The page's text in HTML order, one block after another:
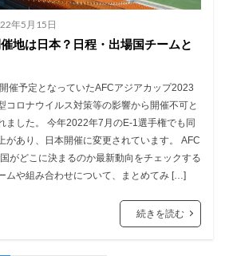
年5月15日
地は日本？日程・出場国チームと
催予定となっていたAFCアジアカップ2023
コロナウイルス対策等の影響から開催不可と
ました。 今年2022年7月のE-1選手権でも同
があり、日本開催に変更されています。 AFC
がどこに決まるのか最新動向をチェックする
ムや組み合わせについて、まとめてみ […]
続きを読む